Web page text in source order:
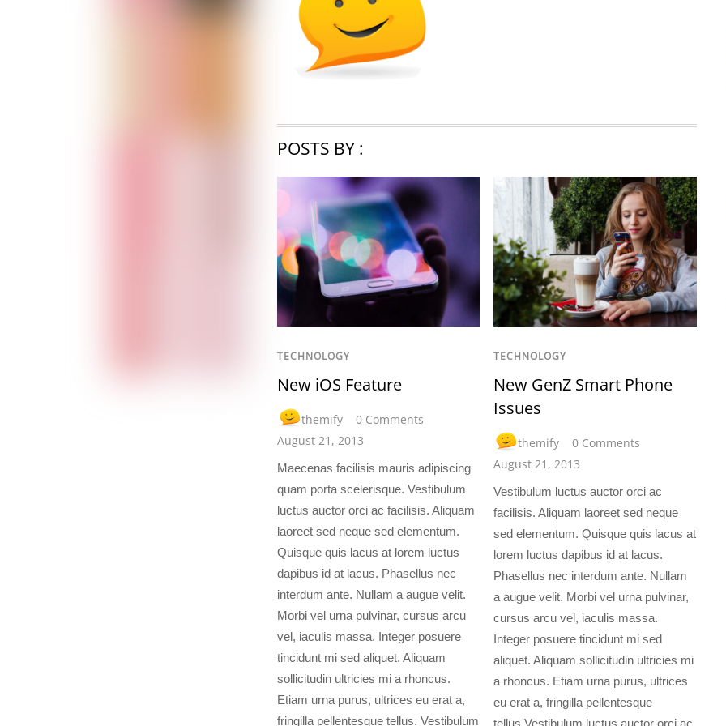
POSTS BY :
TECHNOLOGY
New iOS Feature
themify
0 Comments
August 21, 2013
Maecenas facilisis mauris adipiscing
quam porta scelerisque. Vestibulum
luctus auctor orci ac facilisis. Aliquam
laoreet sed neque sed elementum.
Quisque quis lacus at lorem luctus
dapibus id at lacus. Phasellus nec
interdum ante. Nullam a augue velit.
Morbi vel urna pulvinar, cursus arcu
vel, iaculis massa. Integer posuere
tincidunt mi sed aliquet. Aliquam
sollicitudin ultricies mi a rhoncus.
Etiam urna purus, ultrices eu erat a,
fringilla pellentesque tellus. Vestibulum
TECHNOLOGY
New GenZ Smart Phone
Issues
themify
0 Comments
August 21, 2013
Vestibulum luctus auctor orci ac
facilisis. Aliquam laoreet sed neque
sed elementum. Quisque quis lacus at
lorem luctus dapibus id at lacus.
Phasellus nec interdum ante. Nullam
a augue velit. Morbi vel urna pulvinar,
cursus arcu vel, iaculis massa.
Integer posuere tincidunt mi sed
aliquet. Aliquam sollicitudin ultricies mi
a rhoncus. Etiam urna purus, ultrices
eu erat a, fringilla pellentesque
tellus.Vestibulum luctus auctor orci ac